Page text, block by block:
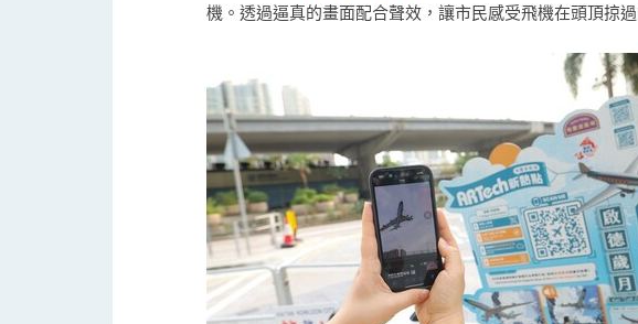
機。透過逼真的畫面配合聲效，讓市民感受飛機在頭頂掠過